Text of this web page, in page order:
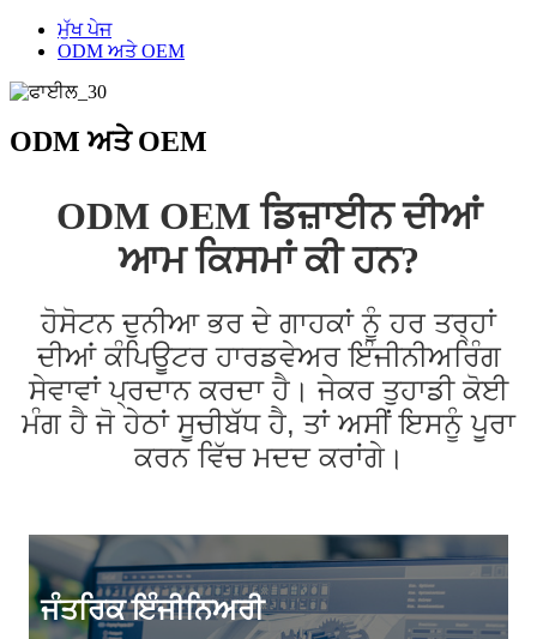
ਮੁੱਖ ਪੇਜ
ODM ਅਤੇ OEM
ODM ਅਤੇ OEM
ODM OEM ਡਿਜ਼ਾਈਨ ਦੀਆਂ
ਆਮ ਕਿਸਮਾਂ ਕੀ ਹਨ?
ਹੋਸੋਟਨ ਦੁਨੀਆ ਭਰ ਦੇ ਗਾਹਕਾਂ ਨੂੰ ਹਰ ਤਰ੍ਹਾਂ
ਦੀਆਂ ਕੰਪਿਊਟਰ ਹਾਰਡਵੇਅਰ ਇੰਜੀਨੀਅਰਿੰਗ
ਸੇਵਾਵਾਂ ਪ੍ਰਦਾਨ ਕਰਦਾ ਹੈ। ਜੇਕਰ ਤੁਹਾਡੀ ਕੋਈ
ਮੰਗ ਹੈ ਜੋ ਹੇਠਾਂ ਸੂਚੀਬੱਧ ਹੈ, ਤਾਂ ਅਸੀਂ ਇਸਨੂੰ ਪੂਰਾ
ਕਰਨ ਵਿੱਚ ਮਦਦ ਕਰਾਂਗੇ।
ਜੰਤਰਿਕ ਇੰਜੀਨਿਅਰੀ